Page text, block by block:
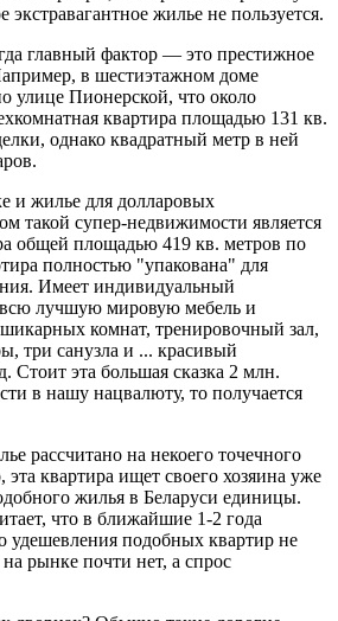
экстравагантное жилье не пользуется.
главный фактор — это престижное
в шестиэтажном доме
улице Пионерской, что около
квартира площадью 131 кв.
однако квадратный метр в ней
и жилье для долларовых
такой супер-недвижимости является
общей площадью 419 кв. метров по
полностью "упакована" для
Имеет индивидуальный
всю лучшую мировую мебель и
комнат, тренировочный зал,
три санузла и ... красивый
Стоит эта большая сказка 2 млн.
в нашу нацвалюту, то получается
рассчитано на некоего точечного
квартира ищет своего хозяина уже
жилья в Беларуси единицы.
что в ближайшие 1-2 года
удешевления подобных квартир не
рынке почти нет, а спрос